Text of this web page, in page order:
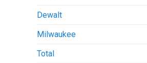
Dewalt
Milwaukee
Total